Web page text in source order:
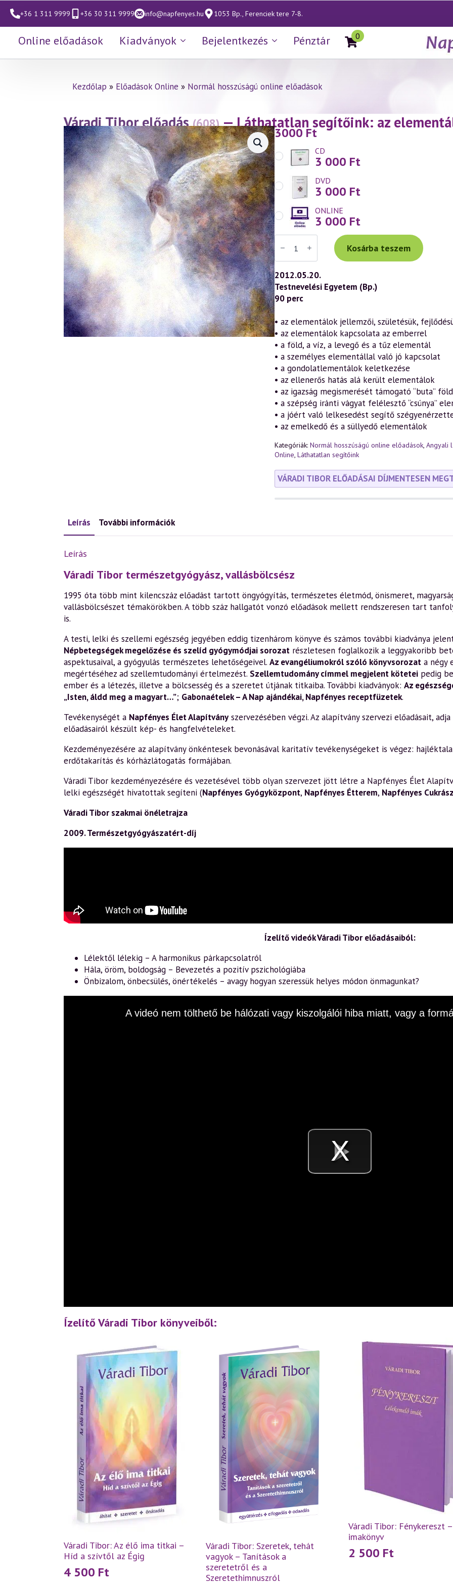
+36 1 311 9999 +36 30 311 9999 info@napfenyes.hu 1053 Bp., Ferenciek tere 7-8.
Online előadások Kiadványok Bejelentkezés Pénztár 0
Kezdőlap » Előadások Online » Normál hosszúságú online előadások
Váradi Tibor előadás (608) — Láthatatlan segítőink: az
(2012.05.20.)
3000Ft
CD
3 000 Ft
DVD
3 000 Ft
ONLINE
3 000 Ft
Váradi
Tibor
előadás
(608)
—
Láthatatlan
segítőink:
az
elementális
világ
lényei
(2012.05.20.)
mennyiség
Kosárba teszem
2012.05.20.
Testnevelési Egyetem (Bp.)
90 perc
• az elementálok jellemzői, születésük,
• az elementálok kapcsolata az emberrel
• a föld, a víz, a levegő és a tűz elementál
• a személyes elementállal való jó kapcsolat
• a gondolatlementálok keletkezése
• az ellenerős hatás alá került elementálok
• az igazság megismerését támogató “buta”
• a szépség iránti vágyat felélesztő “csúnya”
• a jóért való lelkesedést segítő
• az emelkedő és a süllyedő elementálok
Kategóriák: Normál hosszúságú online előadások, Angyali
Online, Láthatatlan segítőink
VÁRADI TIBOR ELŐADÁSAI DÍJMENTESEN
Leírás További információk
Leírás
Váradi Tibor természetgyógyász, vallásbölcsész
1995 óta több mint kilencszáz előadást tartott öngyógyítás, természetes életmód, önismeret,
vallásbölcsészet témakörökben. A több száz hallgatót vonzó előadások mellett rendszeresen tart
is.
A testi, lelki és szellemi egészség jegyében eddig tizenhárom könyve és számos további kiadványa
Népbetegségek megelőzése és szelíd gyógymódjai sorozat részletesen foglalkozik a leggyakoribb
aspektusaival, a gyógyulás természetes lehetőségeivel. Az evangéliumokról szóló könyvsorozat a négy
megértéséhez ad szellemtudományi értelmezést. Szellemtudomány címmel megjelent kötetei pedig
ember és a létezés, illetve a bölcsesség és a szeretet útjának titkaiba. További kiadványok: Az
„Isten, áldd meg a magyart…”; Gabonaételek – A Nap ajándékai,Napfényes receptfüzetek.
Tevékenységét a Napfényes Élet Alapítványszervezésében végzi. Az alapítvány szervezi előadásait,
előadásairól készült kép- és hangfelvételeket.
Kezdeményezésére az alapítvány önkéntesek bevonásával karitatív tevékenységeket is végez:
erdőtakarítás és kórházlátogatás formájában.
Váradi Tibor kezdeményezésére és vezetésével több olyan szervezet jött létre a Napfényes Élet
lelki egészségét hivatottak segíteni (Napfényes Gyógyközpont, Napfényes Étterem, Napfényes
Váradi Tibor szakmai önéletrajza
2009. Természetgyógyászatért-díj
Ízelítő videók Váradi Tibor előadásaiból:
Lélektől lélekig – A harmonikus párkapcsolatról
Hála, öröm, boldogság – Bevezetés a pozitív pszichológiába
Önbizalom, önbecsülés, önértékelés – avagy hogyan szeressük helyes módon önmagunkat?
Videó
A videó nem tölthető be hálózati vagy kiszolgálói hiba miatt, vagy a
Ízelítő Váradi Tibor könyveiből:
Váradi Tibor: Az élő ima titkai –
Híd a szívtől az Égig
4 500 Ft
Váradi Tibor: Szeretek, tehát
vagyok – Tanítások a
szeretetről és a
Szeretethimnuszról
Váradi Tibor: Fénykereszt –
imakönyv
2 500 Ft